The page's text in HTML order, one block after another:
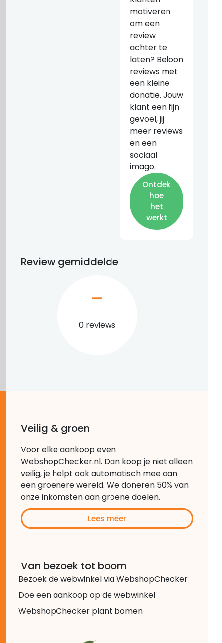
motiveren
om een
review
achter te
laten? Beloon
reviews met
een kleine
donatie. Jouw
klant een fijn
gevoel, jij
meer reviews
en een
sociaal
imago.
Ontdek
hoe
het
werkt
Review gemiddelde
0 reviews
–
Veilig & groen
Voor elke aankoop even
WebshopChecker.nl. Dan koop je niet alleen
veilig, je helpt ook automatisch mee aan
een groenere wereld. We doneren 50% van
onze inkomsten aan groene doelen.
Lees meer
Van bezoek tot boom
Bezoek de webwinkel via WebshopChecker
Doe een aankoop op de webwinkel
WebshopChecker plant bomen